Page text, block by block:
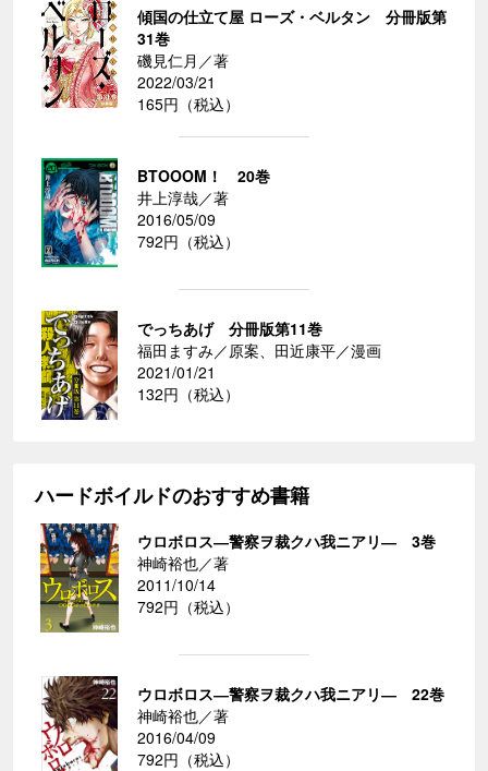
傾国の仕立て屋 ローズ・ベルタン 分冊版第
31巻
磯見仁月／著
2022/03/21
165円（税込）
BTOOOM！ 20巻
井上淳哉／著
2016/05/09
792円（税込）
でっちあげ 分冊版第11巻
福田ますみ／原案、田近康平／漫画
2021/01/21
132円（税込）
ハードボイルドのおすすめ書籍
ウロボロス―警察ヲ裁クハ我ニアリ― 3巻
神崎裕也／著
2011/10/14
792円（税込）
ウロボロス―警察ヲ裁クハ我ニアリ― 22巻
神崎裕也／著
2016/04/09
792円（税込）